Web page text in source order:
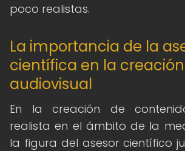
poco realistas.
La importancia de la
científica en la creación
audiovisual
En la creación de
realista en el ámbito de la
la figura del asesor científico